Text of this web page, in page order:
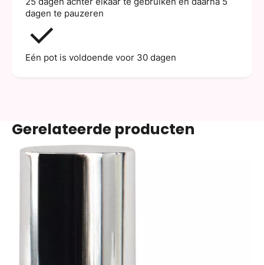
dagen te pauzeren
Eén pot is voldoende voor 30 dagen
Gerelateerde producten